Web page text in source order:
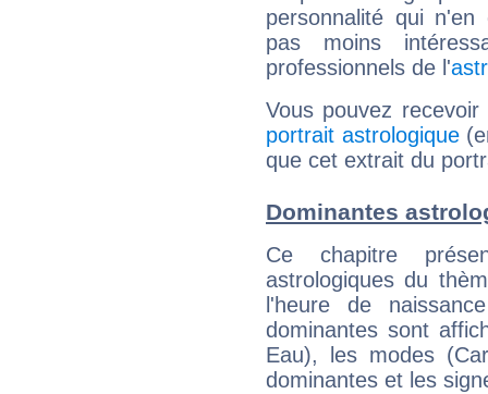
personnalité qui n'en
pas moins
professionnels de l'
Vous pouvez
portrait astrologique
que cet extrait du
Dominantes
Ce chapitre
astrologiques du
l'heure de
dominantes sont
Eau), les modes
dominantes et les